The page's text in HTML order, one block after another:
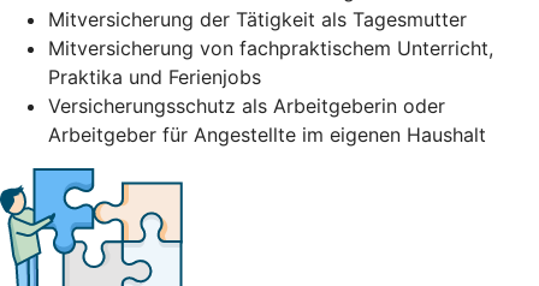
Mitversicherung der Tätigkeit als Tagesmutter
Mitversicherung von fachpraktischem Unterricht,
Praktika und Ferienjobs
Versicherungsschutz als Arbeitgeberin oder
Arbeitgeber für Angestellte im eigenen Haushalt